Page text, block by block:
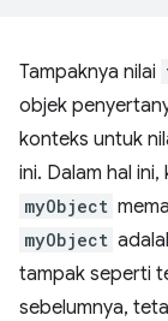
Tampaknya nilai
objek
konteks untuk
ini. Dalam hal
myObject
myObject
tampak seperti
sebelumnya,